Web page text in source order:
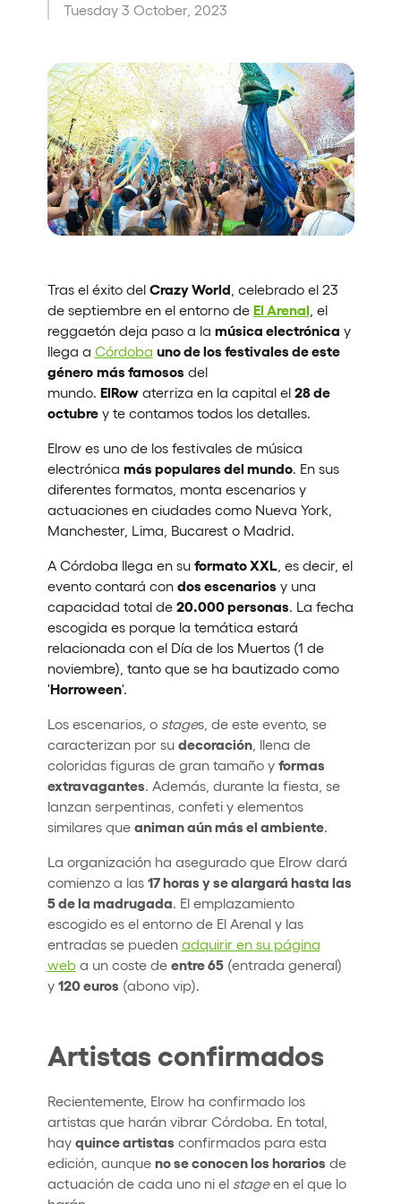
Quienes somos
¿Quieres trabajar con nosotros?
elrow News
Síguenos en tiktok
Síguenos en facebook
Síguenos en instagram
Síguenos en twitter
Síguenos en linkedin
Síguenos en youtube
Política de Privacidad
Política de Cookies
Política de Sostenibilidad
Tuesday 3 October, 2023
Tras el éxito del Crazy World , celebrado el 23
de septiembre en el entorno de El Arenal , el
reggaetón deja paso a la música electrónica y
llega a Córdoba uno de los festivales de este
género más famosos del
mundo. ElRowaterriza en la capital el 28 de
octubrey te contamos todos los detalles.
Elrow es uno de los festivales de música
electrónica más populares del mundo. En sus
diferentes formatos, monta escenarios y
actuaciones en ciudades como Nueva York,
Manchester, Lima, Bucarest o Madrid.
A Córdoba llega en su formato XXL, es decir, el
evento contará con dos escenarios y una
capacidad total de 20.000 personas. La fecha
escogida es porque la temática estará
relacionada con el Día de los Muertos (1 de
noviembre), tanto que se ha bautizado como
'Horroween'.
Los escenarios, o stages, de este evento, se
caracterizan por su decoración, llena de
coloridas figuras de gran tamaño y formas
extravagantes. Además, durante la fiesta, se
lanzan serpentinas, confeti y elementos
similares que animan aún más el ambiente.
La organización ha asegurado que Elrow dará
comienzo a las 17 horas y se alargará hasta las
5 de la madrugada. El emplazamiento
escogido es el entorno de El Arenal y las
entradas se pueden adquirir en su página
weba un coste de entre 65(entrada general)
y 120 euros (abono vip).
Artistas confirmados
Recientemente, Elrow ha confirmado los
artistas que harán vibrar Córdoba. En total,
hay quince artistas confirmados para esta
edición, aunque no se conocen los horarios de
actuación de cada uno ni el stageen el que lo